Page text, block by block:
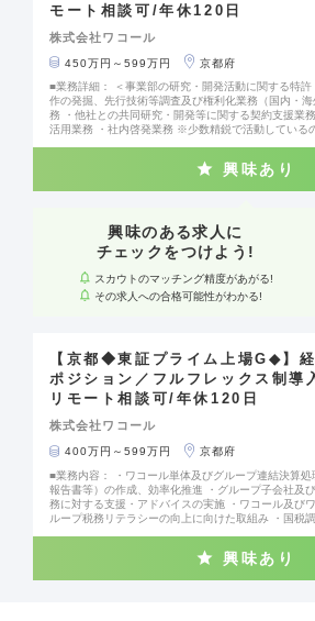
モート相談可/年休120日
株式会社ワコール
450万円～599万円
京都府
■業務詳細： ＜事業部の研究・開発活動に関する特許
作の発掘、先行技術等調査及び権利化業務（国内・
務 ・他社との共同研究・開発等に関する契約支援業
活用業務 ・社内啓発業務 ※少数精鋭で活動している
戦略の立案・実行 他 ■組織構成： 計6名 課長1名／課
興味あり
興味のある求人に
チェックをつけよう!
スカウトのマッチング精度があがる!
その求人への合格可能性がわかる!
【京都◆東証プライム上場G◆】
ポジション／フルフレックス制導
リモート相談可/年休120日
株式会社ワコール
400万円～599万円
京都府
■業務内容： ・ワコール単体及びグループ連結決算
報告書等）の作成、効率化推進 ・グループ子会社及
務に対する支援・アドバイスの実施 ・ワコール及び
ループ税務リテラシーの向上に向けた取組み ・国税
興味あり